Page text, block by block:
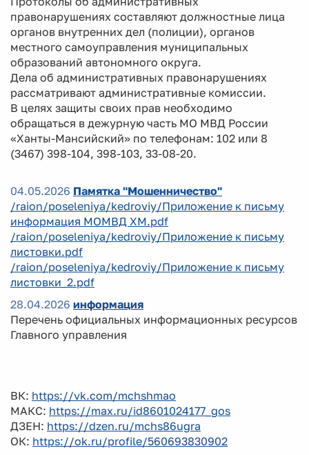
правонарушениях составляют должностные лица
органов внутренних дел (полиции), органов
местного самоуправления муниципальных
образований автономного округа.
Дела об административных правонарушениях
рассматривают административные комиссии.
В целях защиты своих прав необходимо
обращаться в дежурную часть МО МВД России
«Ханты-Мансийский» по телефонам: 102 или 8
(3467) 398-104, 398-103, 33-08-20.
04.05.2026 Памятка "Мошенничество"
/raion/poseleniya/kedroviy/Приложение к письму
информация МОМВД ХМ.pdf
/raion/poseleniya/kedroviy/Приложение к письму
листовки.pdf
/raion/poseleniya/kedroviy/Приложение к письму
листовки_2.pdf
28.04.2026 информация
Перечень официальных информационных ресурсов
Главного управления
ВК: https://vk.com/mchshmao
МАКС: https://max.ru/id8601024177_gos
ДЗЕН: https://dzen.ru/mchs86ugra
ОК: https://ok.ru/profile/560693830902